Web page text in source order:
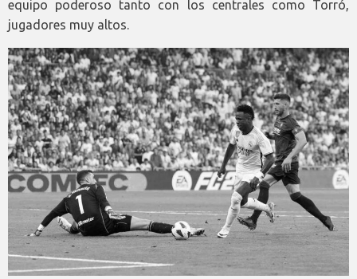
equipo poderoso tanto con los centrales como Torró,
jugadores muy altos.